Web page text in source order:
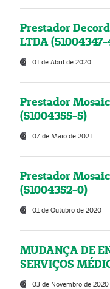
Prestador
LTDA
01 de Abril de 2020
Prestador
(51004355-5)
07 de Maio de 2021
Prestador
(51004352-0)
01 de Outubro de 2020
MUDANÇA DE
SERVIÇOS
03 de Novembro de 2020